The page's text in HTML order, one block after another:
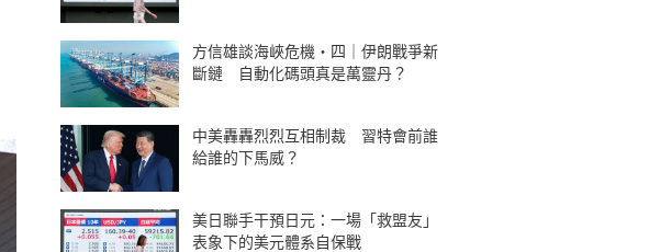
方信雄談海峽危機・四｜伊朗戰爭新
斷鏈 自動化碼頭真是萬靈丹？
中美轟轟烈烈互相制裁 習特會前誰
給誰的下馬威？
美日聯手干預日元：一場「救盟友」
表象下的美元體系自保戰